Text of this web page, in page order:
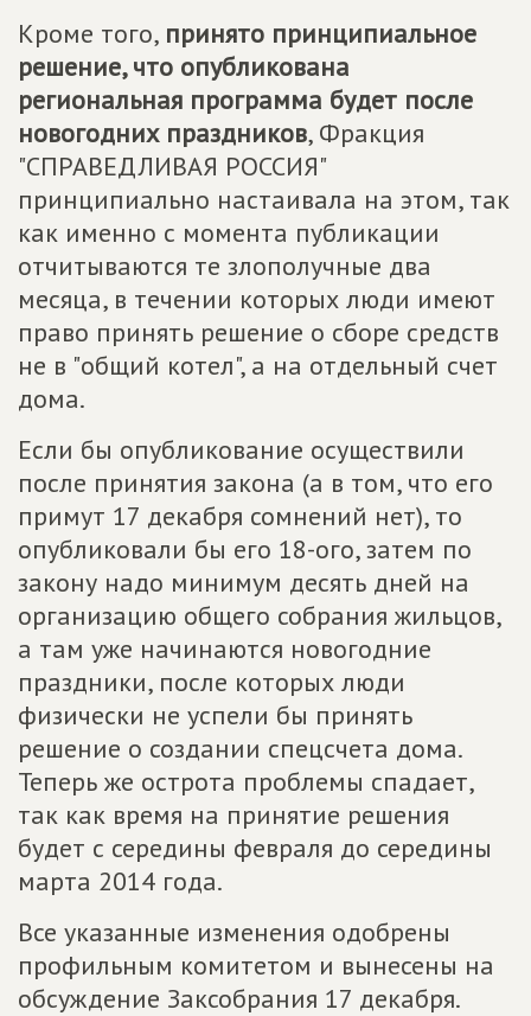
Кроме того, принято принципиальное
решение, что опубликована
региональная программа будет после
новогодних праздников, Фракция
"СПРАВЕДЛИВАЯ РОССИЯ"
принципиально настаивала на этом, так
как именно с момента публикации
отчитываются те злополучные два
месяца, в течении которых люди имеют
право принять решение о сборе средств
не в "общий котел", а на отдельный счет
дома.
Если бы опубликование осуществили
после принятия закона (а в том, что его
примут 17 декабря сомнений нет), то
опубликовали бы его 18-ого, затем по
закону надо минимум десять дней на
организацию общего собрания жильцов,
а там уже начинаются новогодние
праздники, после которых люди
физически не успели бы принять
решение о создании спецсчета дома.
Теперь же острота проблемы спадает,
так как время на принятие решения
будет с середины февраля до середины
марта 2014 года.
Все указанные изменения одобрены
профильным комитетом и вынесены на
обсуждение Заксобрания 17 декабря.